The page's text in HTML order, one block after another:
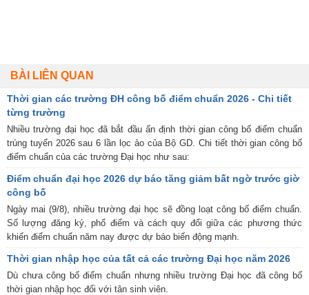
BÀI LIÊN QUAN
Thời gian các trường ĐH công bố điểm chuẩn 2026 - Chi tiết
từng trường
Nhiều trường đại học đã bắt đầu ấn định thời gian công bố điểm chuẩn
trúng tuyển 2026 sau 6 lần lọc ảo của Bộ GD. Chi tiết thời gian công bố
điểm chuẩn của các trường Đại học như sau:
Điểm chuẩn đại học 2026 dự báo tăng giảm bất ngờ trước giờ
công bố
Ngày mai (9/8), nhiều trường đại học sẽ đồng loạt công bố điểm chuẩn.
Số lượng đăng ký, phổ điểm và cách quy đổi giữa các phương thức
khiến điểm chuẩn năm nay được dự báo biến động mạnh.
Thời gian nhập học của tất cả các trường Đại học năm 2026
Dù chưa công bố điểm chuẩn nhưng nhiều trường Đại học đã công bố
thời gian nhập học đối với tân sinh viên.